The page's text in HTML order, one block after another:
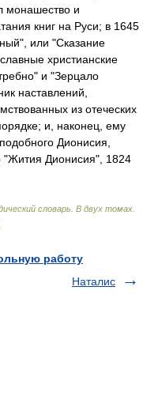
монашество и
книг на Руси; в 1645
или "Сказание
христианские
и "Зерцало
наставлений,
из отеческих
и, наконец, ему
Дионисия,
"Жития Дионисия", 1824
словарь. В двух томах.
работу
Наталис